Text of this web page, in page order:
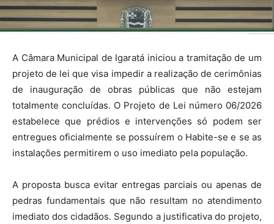
A Câmara Municipal de Igaratá iniciou a tramitação de um
projeto de lei que visa impedir a realização de cerimônias
de inauguração de obras públicas que não estejam
totalmente concluídas. O Projeto de Lei número 06/2026
estabelece que prédios e intervenções só podem ser
entregues oficialmente se possuírem o Habite-se e se as
instalações permitirem o uso imediato pela população.
A proposta busca evitar entregas parciais ou apenas de
pedras fundamentais que não resultam no atendimento
imediato dos cidadãos. Segundo a justificativa do projeto,